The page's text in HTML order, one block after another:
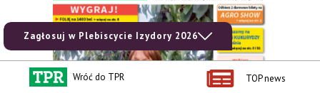
Zagłosuj w Plebiscycie Izydory 2026
Wróć do TPR TOP news